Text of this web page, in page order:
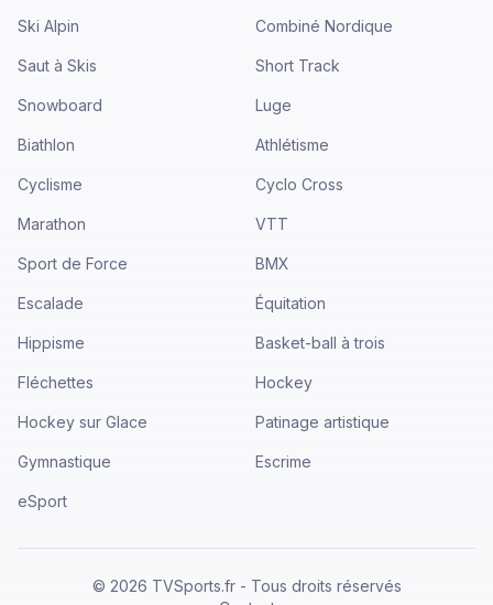
Ski Alpin Combiné Nordique
Saut à Skis Short Track
Snowboard Luge
Biathlon Athlétisme
Cyclisme Cyclo Cross
Marathon VTT
Sport de Force BMX
Escalade Équitation
Hippisme Basket-ball à trois
Fléchettes Hockey
Hockey sur Glace Patinage artistique
Gymnastique Escrime
eSport
© 2026 TVSports.fr - Tous droits réservés